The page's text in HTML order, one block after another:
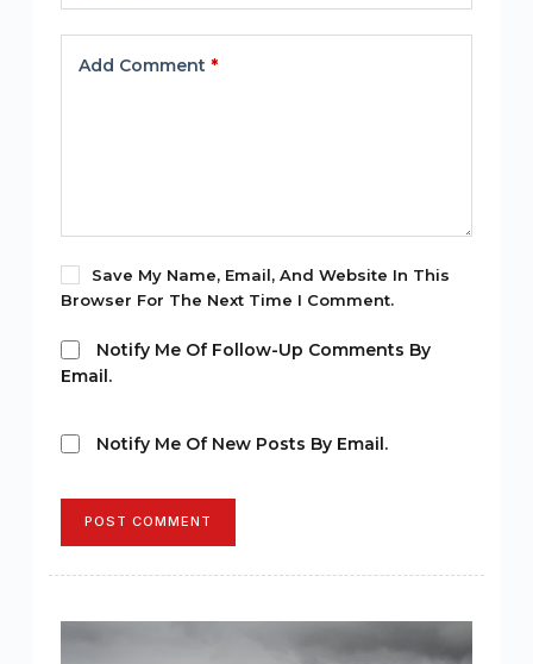
Add Comment *
Save My Name, Email, And Website In This
Browser For The Next Time I Comment.
Notify Me Of Follow-Up Comments By
Email.
Notify Me Of New Posts By Email.
POST COMMENT